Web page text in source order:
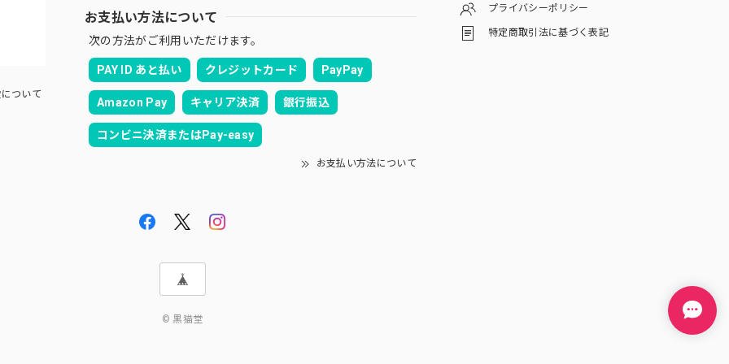
ついて
お支払い方法について
次の方法がご利用いただけます。
PAY ID あと払い クレジットカード PayPay
Amazon Pay キャリア決済 銀行振込
コンビニ決済またはPay-easy
お支払い方法について
プライバシーポリシー
特定商取引法に基づく表記
© 黒猫堂